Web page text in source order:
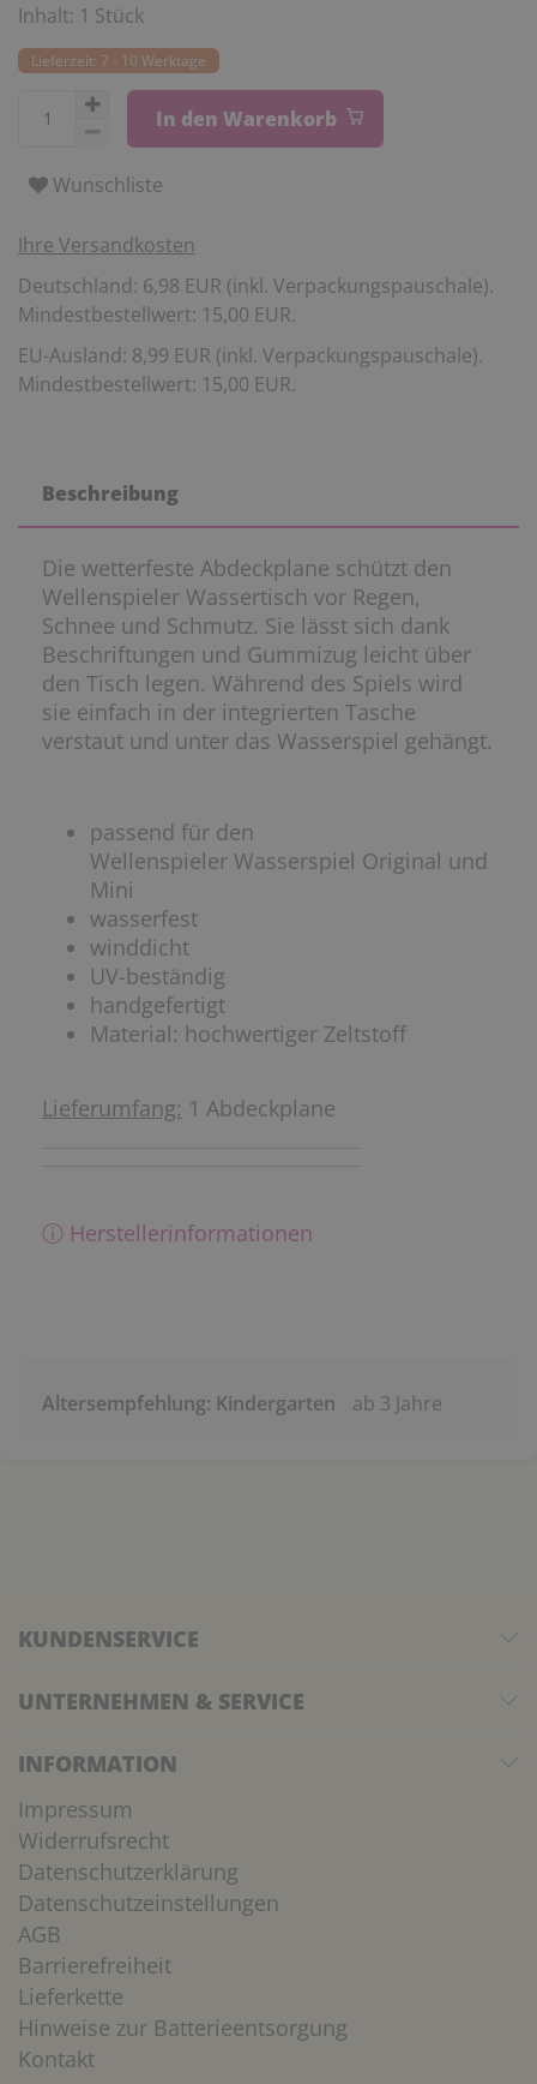
Inhalt: 1 Stück
Lieferzeit: 7 - 10 Werktage
In den Warenkorb
Wunschliste
Ihre Versandkosten
Deutschland: 6,98 EUR (inkl. Verpackungspauschale).
Mindestbestellwert: 15,00 EUR.
EU-Ausland: 8,99 EUR (inkl. Verpackungspauschale).
Mindestbestellwert: 15,00 EUR.
Beschreibung
Die wetterfeste Abdeckplane schützt den
Wellenspieler Wassertisch vor Regen,
Schnee und Schmutz. Sie lässt sich dank
Beschriftungen und Gummizug leicht über
den Tisch legen. Während des Spiels wird
sie einfach in der integrierten Tasche
verstaut und unter das Wasserspiel gehängt.
passend für den
Wellenspieler Wasserspiel Original und
Mini
wasserfest
winddicht
UV-beständig
handgefertigt
Material: hochwertiger Zeltstoff
Lieferumfang: 1 Abdeckplane
ⓘ Herstellerinformationen
Altersempfehlung: Kindergarten ab 3 Jahre
KUNDENSERVICE
UNTERNEHMEN & SERVICE
INFORMATION
Impressum
Widerrufsrecht
Datenschutzerklärung
Datenschutzeinstellungen
AGB
Barrierefreiheit
Lieferkette
Hinweise zur Batterieentsorgung
Kontakt